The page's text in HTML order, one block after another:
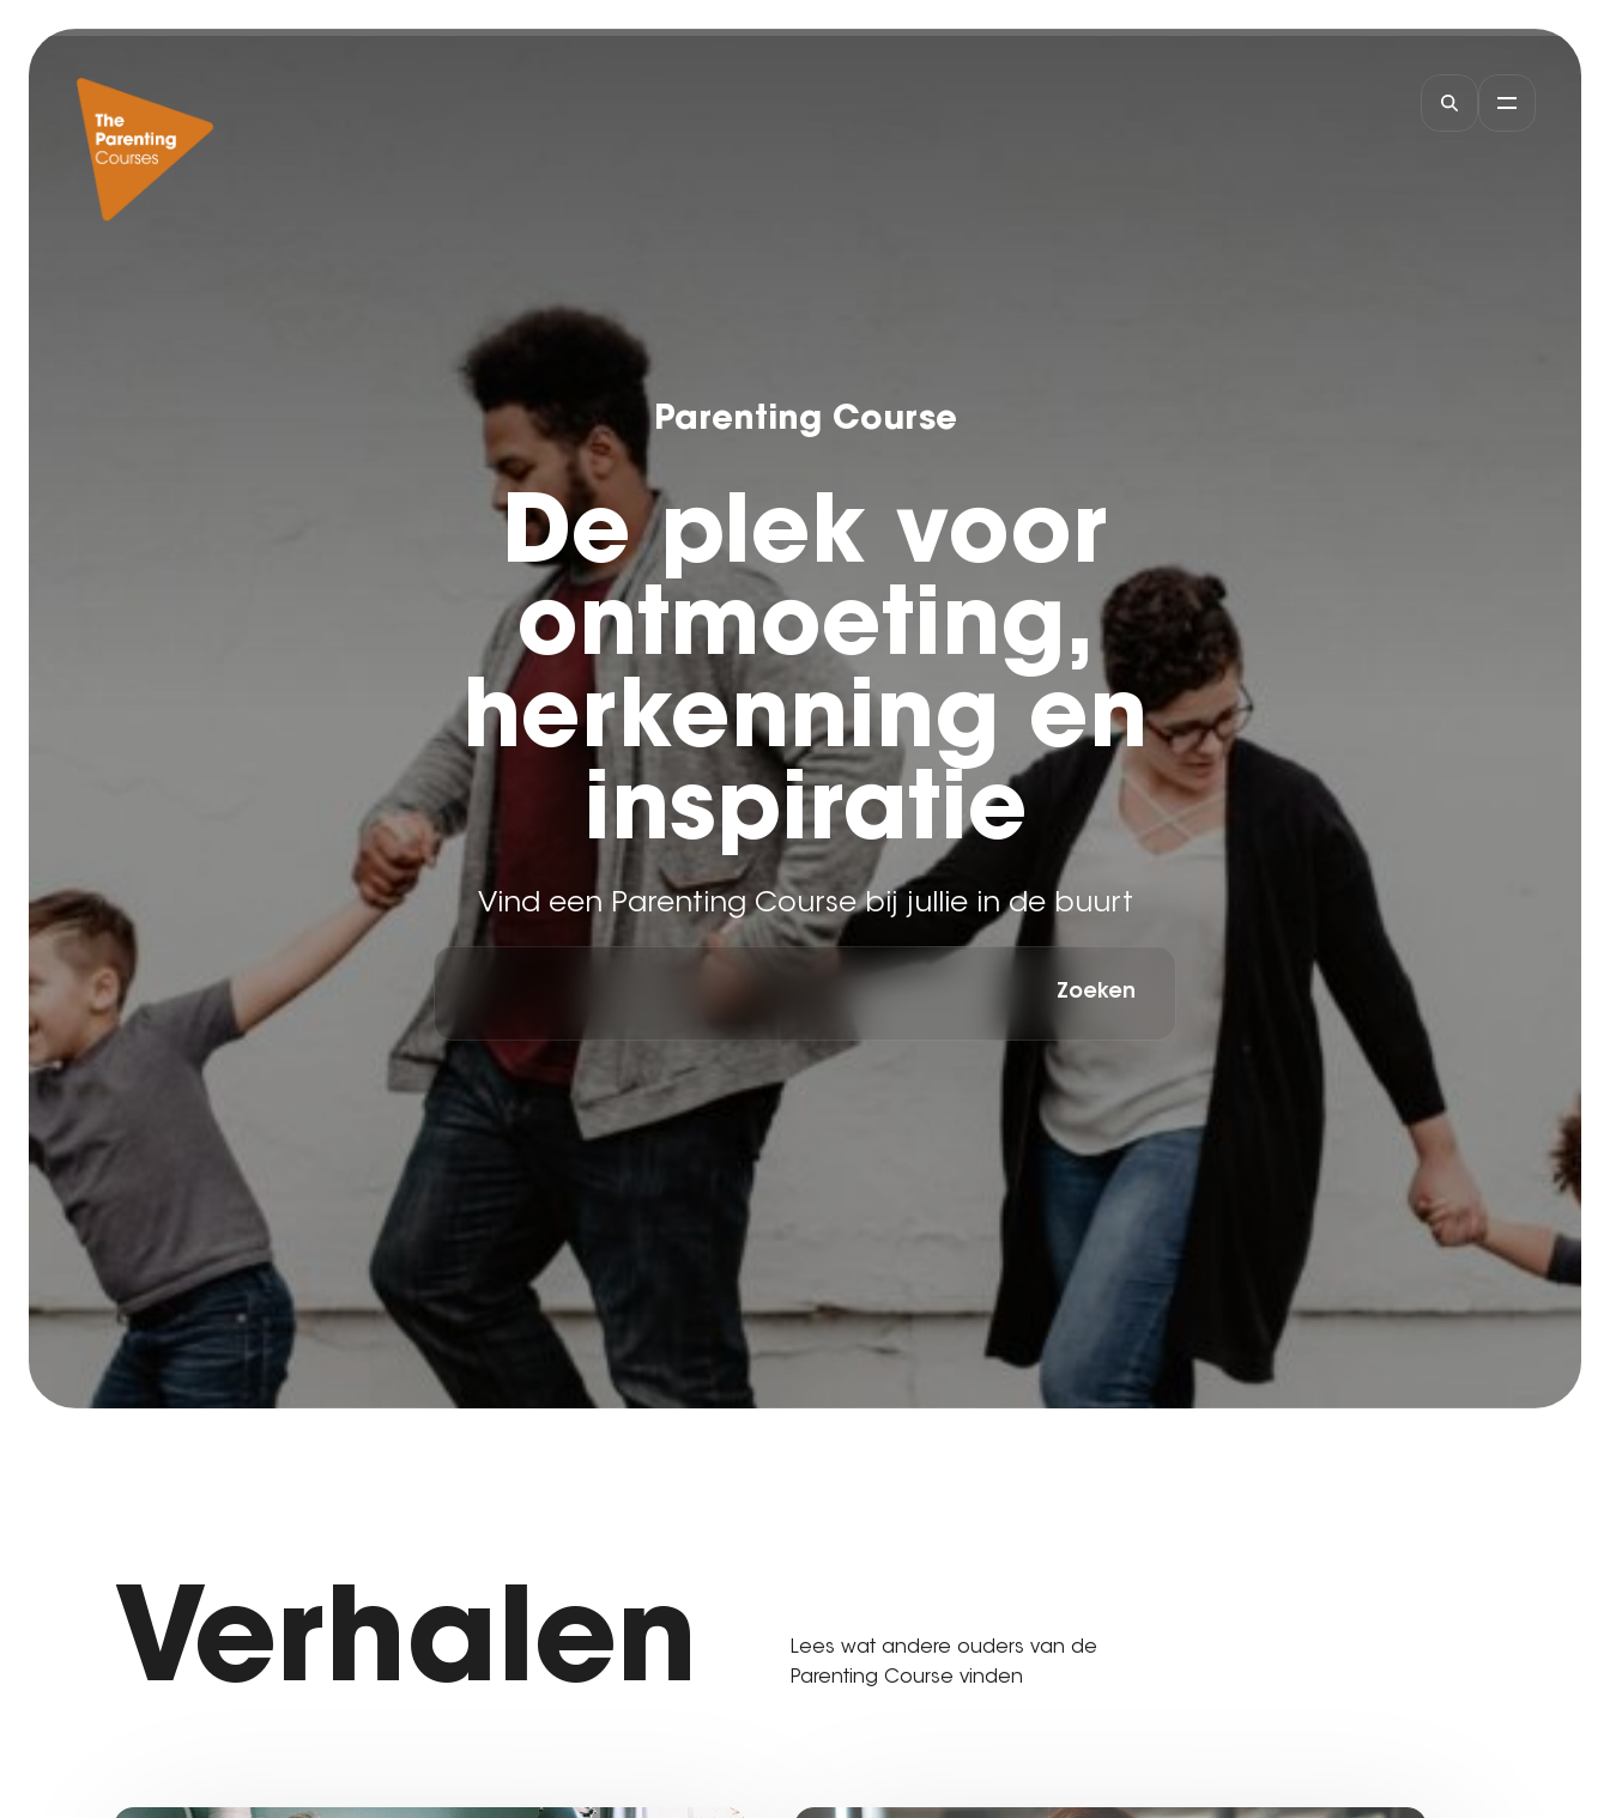
Parenting Course
De plek voor
ontmoeting,
herkenning en
inspiratie
Vind een Parenting Course bij jullie in de buurt
Zoeken
Verhalen
Lees wat andere ouders van de
Parenting Course vinden